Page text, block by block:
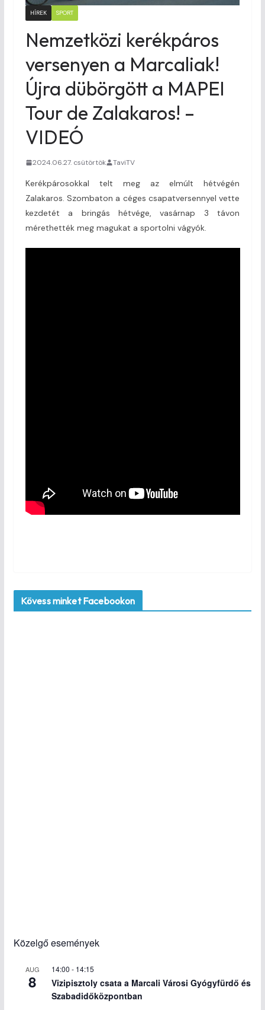
HÍREK SPORT
Nemzetközi kerékpáros
versenyen a Marcaliak!
Újra dübörgött a MAPEI
Tour de Zalakaros! –
VIDEÓ
2024.06.27. csütörtök TaviTV
Kerékpárosokkal telt meg az elmúlt hétvégén
Zalakaros. Szombaton a céges csapatversennyel vette
kezdetét a bringás hétvége, vasárnap 3 távon
mérethették meg magukat a sportolni vágyók.
Kövess minket Facebookon
Közelgő események
AUG
8
14:00 - 14:15
Vizipisztoly csata a Marcali Városi Gyógyfürdő és
Szabadidőközpontban